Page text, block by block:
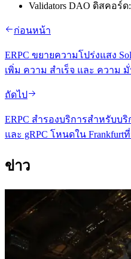
Validators DAO ดิสคอร์ด:
ก่อนหน้า
ERPC ขยายความโปร่งแสง
เพิ่ม ความ สําเร็จ และ ความ มั่
ถัดไป
ERPC สํารองบริการสําหรับบ
และ gRPC โหนดใน
ข่าว